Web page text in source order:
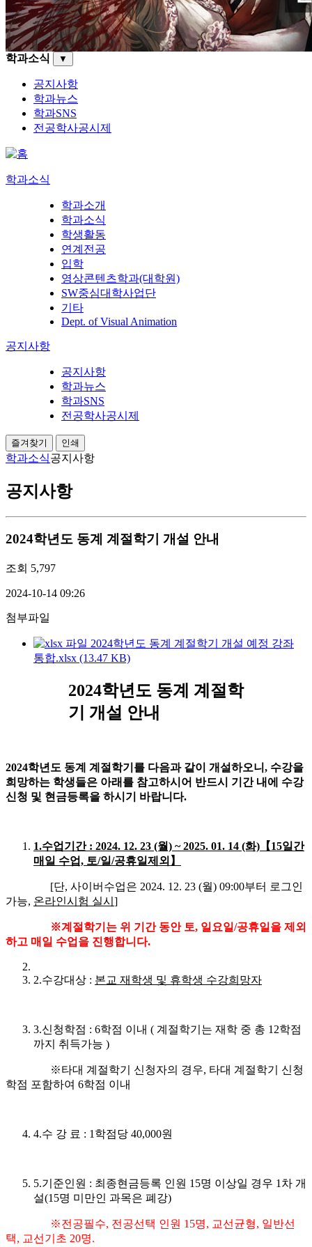
학과소식 ▼
공지사항
학과뉴스
학과SNS
전공학사공시제
학과소식
학과소개
학과소식
학생활동
연계전공
입학
영상콘텐츠학과(대학원)
SW중심대학사업단
기타
Dept. of Visual Animation
공지사항
공지사항
학과뉴스
학과SNS
전공학사공시제
즐겨찾기 인쇄
학과소식공지사항
공지사항
2024학년도 동계 계절학기 개설 안내
조회 5,797
2024-10-14 09:26
첨부파일
2024학년도 동계 계절학기 개설 예정 강좌
통합.xlsx (13.47 KB)
2024학년도 동계 계절학
기 개설 안내
2024학년도 동계 계절학기를 다음과 같이 개설하오니 , 수강을
희망하는 학생들은 아래를 참고하시어 반드시 기간 내에 수강
신청 및 현금등록을 하시기 바랍니다.
1.수업기간 : 2024. 12. 23 (월) ~ 2025. 01. 14 (화)【15일간
매일 수업, 토/일/공휴일제외】
[단, 사이버수업은 2024. 12. 23 (월) 09:00부터 로그인
가능, 온라인시험 실시 ]
※계절학기는 위 기간 동안 토, 일요일/공휴일을 제외
하고 매일 수업을 진행합니다.
2.수강대상 : 본교 재학생 및 휴학생 수강희망자
3.신청학점 : 6학점 이내 ( 계절학기는 재학 중 총 12학점
까지 취득가능 )
※타대 계절학기 신청자의 경우, 타대 계절학기 신청
학점 포함하여 6학점 이내
4.수 강 료 : 1학점당 40,000원
5.기준인원 : 최종현금등록 인원 15명 이상일 경우 1차 개
설(15명 미만인 과목은 폐강)
※전공필수, 전공선택 인원 15명, 교선균형, 일반선
택, 교선기초 20명.